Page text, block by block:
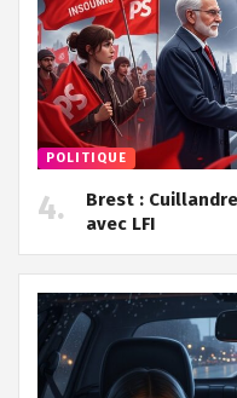
POLITIQUE
Brest :
avec LFI